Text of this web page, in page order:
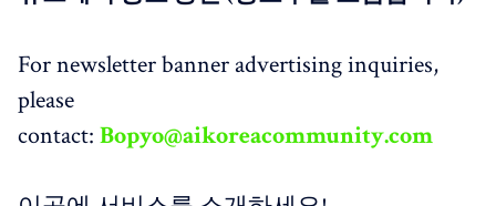
For newsletter banner advertising inquiries,
please
contact: Bopyo@aikoreacommunity.com